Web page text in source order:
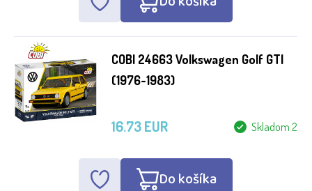
Zrušiť všetky filtre
COBI 24663 Volkswagen Golf GTI
(1976-1983)
Skladom 2
16.73 EUR
Do košíka